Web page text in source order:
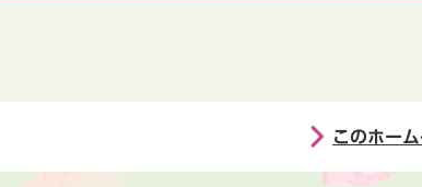
このホー